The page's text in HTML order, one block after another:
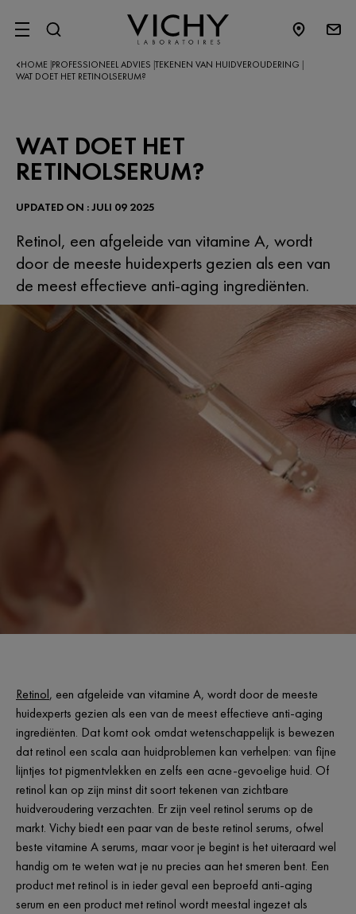
SITE MENU
HOME PROFESSIONEEL ADVIES TEKENEN VAN HUIDVEROUDERING
WAT DOET HET RETINOLSERUM?
WAT DOET HET
RETINOLSERUM?
Retinol, een afgeleide van vitamine A, wordt
door de meeste huidexperts gezien als een van
de meest effectieve anti-aging ingrediënten.
UPDATED ON : JULI 09 2025
Retinol, een afgeleide van vitamine A, wordt door de meeste
huidexperts gezien als een van de meest effectieve anti-aging
ingrediënten. Dat komt ook omdat wetenschappelijk is bewezen
dat retinol een scala aan huidproblemen kan verhelpen: van fijne
lijntjes tot pigmentvlekken en zelfs een acne-gevoelige huid. Of
retinol kan op zijn minst dit soort tekenen van zichtbare
huidveroudering verzachten. Er zijn veel retinol serums op de
markt. Vichy biedt een paar van de beste retinol serums, ofwel
beste vitamine A serums, maar voor je begint is het uiteraard wel
handig om te weten wat je nu precies aan het smeren bent. Een
product met retinol is in ieder geval een beproefd anti-aging
serum en een product met retinol wordt meestal ingezet als